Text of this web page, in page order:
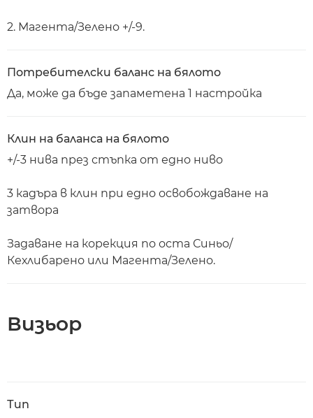
2. Магента/Зелено +/-9.
Потребителски баланс на бялото
Да, може да бъде запаметена 1 настройка
Клин на баланса на бялото
+/-3 нива през стъпка от едно ниво
3 кадъра в клин при едно освобождаване на
затвора
Задаване на корекция по оста Синьо/
Кехлибарено или Магента/Зелено.
Визьор
Тип